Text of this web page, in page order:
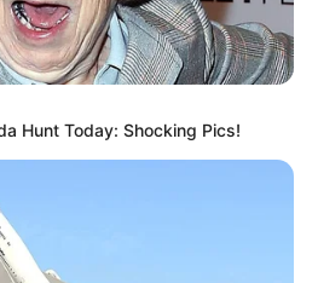
Du Di dan Wu Cong Rui,
dan Ginekologi di rumah sakit
sahabat itu awalnya memiliki prospek
Rui justru berakhir dengan saling
Huang Yun Ling, kedua
macam penyakit dalam merawat
Hunt Today: Shocking Pics!